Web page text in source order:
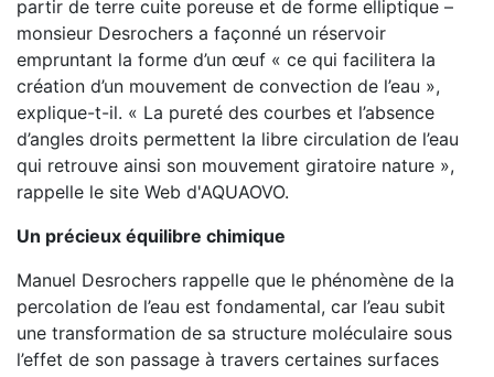
partir de terre cuite poreuse et de forme elliptique –
monsieur Desrochers a façonné un réservoir
empruntant la forme d’un œuf « ce qui facilitera la
création d’un mouvement de convection de l’eau »,
explique-t-il. « La pureté des courbes et l’absence
d’angles droits permettent la libre circulation de l’eau
qui retrouve ainsi son mouvement giratoire nature »,
rappelle le site Web d'AQUAOVO.
Un précieux équilibre chimique
Manuel Desrochers rappelle que le phénomène de la
percolation de l’eau est fondamental, car l’eau subit
une transformation de sa structure moléculaire sous
l’effet de son passage à travers certaines surfaces